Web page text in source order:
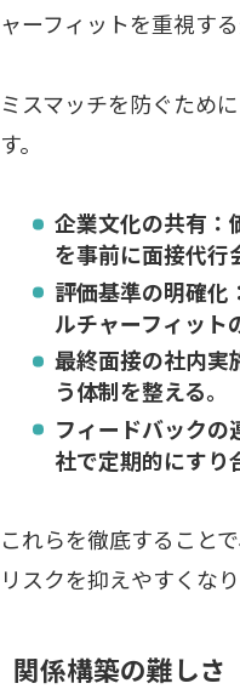
ャーフィットを重視す
ミスマッチを防ぐため
す。
企業文化の共有
を事前に面接代行
評価基準の明確化
ルチャーフィット
最終面接の社内実
う体制を整える。
フィードバックの
社で定期的にすり
これらを徹底すること
リスクを抑えやすくなり
関係構築の難しさ